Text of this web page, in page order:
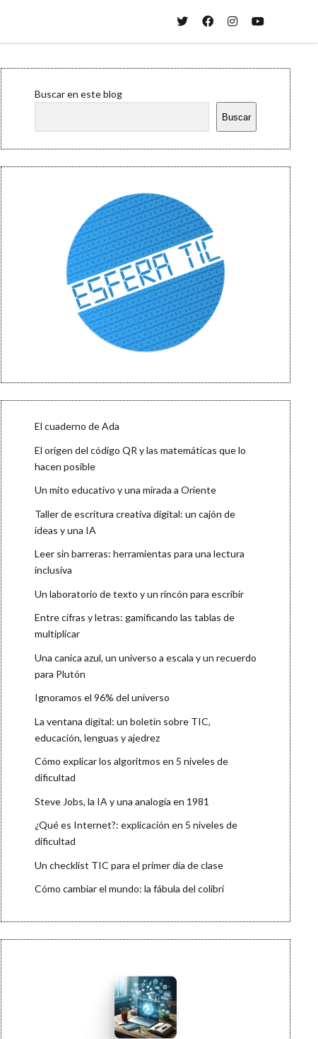
twitterfacebook
instagramyoutube
Sidebar
Buscar en este blog
Buscar
El cuaderno de Ada
El origen del código QR y las matemáticas que lo
hacen posible
Un mito educativo y una mirada a Oriente
Taller de escritura creativa digital: un cajón de
ideas y una IA
Leer sin barreras: herramientas para una lectura
inclusiva
Un laboratorio de texto y un rincón para escribir
Entre cifras y letras: gamificando las tablas de
multiplicar
Una canica azul, un universo a escala y un recuerdo
para Plutón
Ignoramos el 96% del universo
La ventana digital: un boletín sobre TIC,
educación, lenguas y ajedrez
Cómo explicar los algoritmos en 5 niveles de
dificultad
Steve Jobs, la IA y una analogía en 1981
¿Qué es Internet?: explicación en 5 niveles de
dificultad
Un checklist TIC para el primer día de clase
Cómo cambiar el mundo: la fábula del colibrí